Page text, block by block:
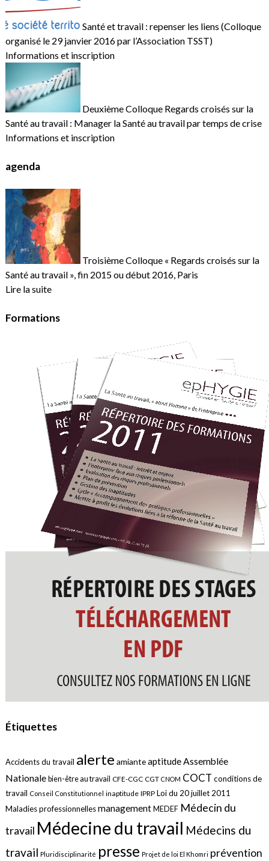
Santé et travail : repenser les liens (Colloque
organisé le 29 janvier 2016 par l’Association TSST)
Informations et inscription
Deuxième Colloque Regards croisés sur la
Santé au travail : Manager la Santé au travail par temps de crise
Informations et inscription
agenda
Troisième Colloque « Regards croisés sur la
Santé au travail », fin 2015 ou début 2016, Paris
Lire la suite
Formations
Étiquettes
Accidents du travail alerte amianteaptitudeAssemblée
Nationale bien-être au travail CFE-CGC CGT CNOM COCT conditions de
travail Conseil Constitutionnel inaptitude IPRP Loi du 20 juillet 2011
Maladies professionnellesmanagement MEDEF Médecin du
travail Médecine du travail Médecins du
travail Pluridisciplinarité presse Projet de loi El Khomri prévention